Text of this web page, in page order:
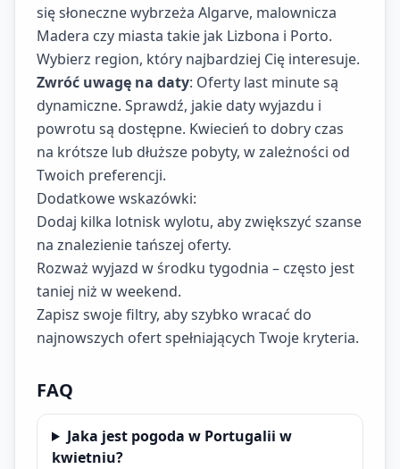
się słoneczne wybrzeża Algarve, malownicza
Madera czy miasta takie jak Lizbona i Porto.
Wybierz region, który najbardziej Cię interesuje.
Zwróć uwagę na daty: Oferty last minute są
dynamiczne. Sprawdź, jakie daty wyjazdu i
powrotu są dostępne. Kwiecień to dobry czas
na krótsze lub dłuższe pobyty, w zależności od
Twoich preferencji.
Dodatkowe wskazówki:
Dodaj kilka lotnisk wylotu, aby zwiększyć szanse
na znalezienie tańszej oferty.
Rozważ wyjazd w środku tygodnia – często jest
taniej niż w weekend.
Zapisz swoje filtry, aby szybko wracać do
najnowszych ofert spełniających Twoje kryteria.
FAQ
Jaka jest pogoda w Portugalii w
kwietniu?